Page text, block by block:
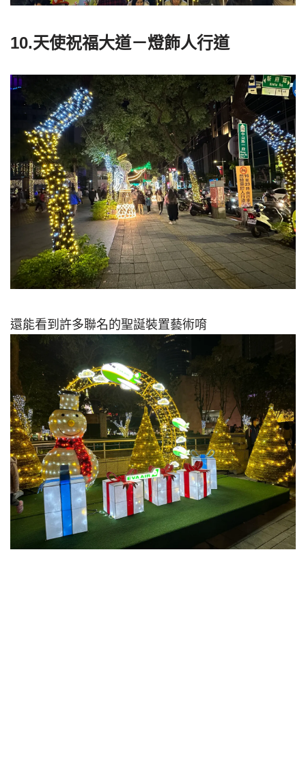
10.天使祝福大道－燈飾人行道
還能看到許多聯名的聖誕裝置藝術唷